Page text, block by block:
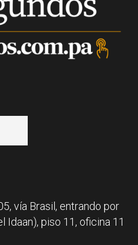
vía Brasil, entrando por
Idaan), piso 11, oficina 11